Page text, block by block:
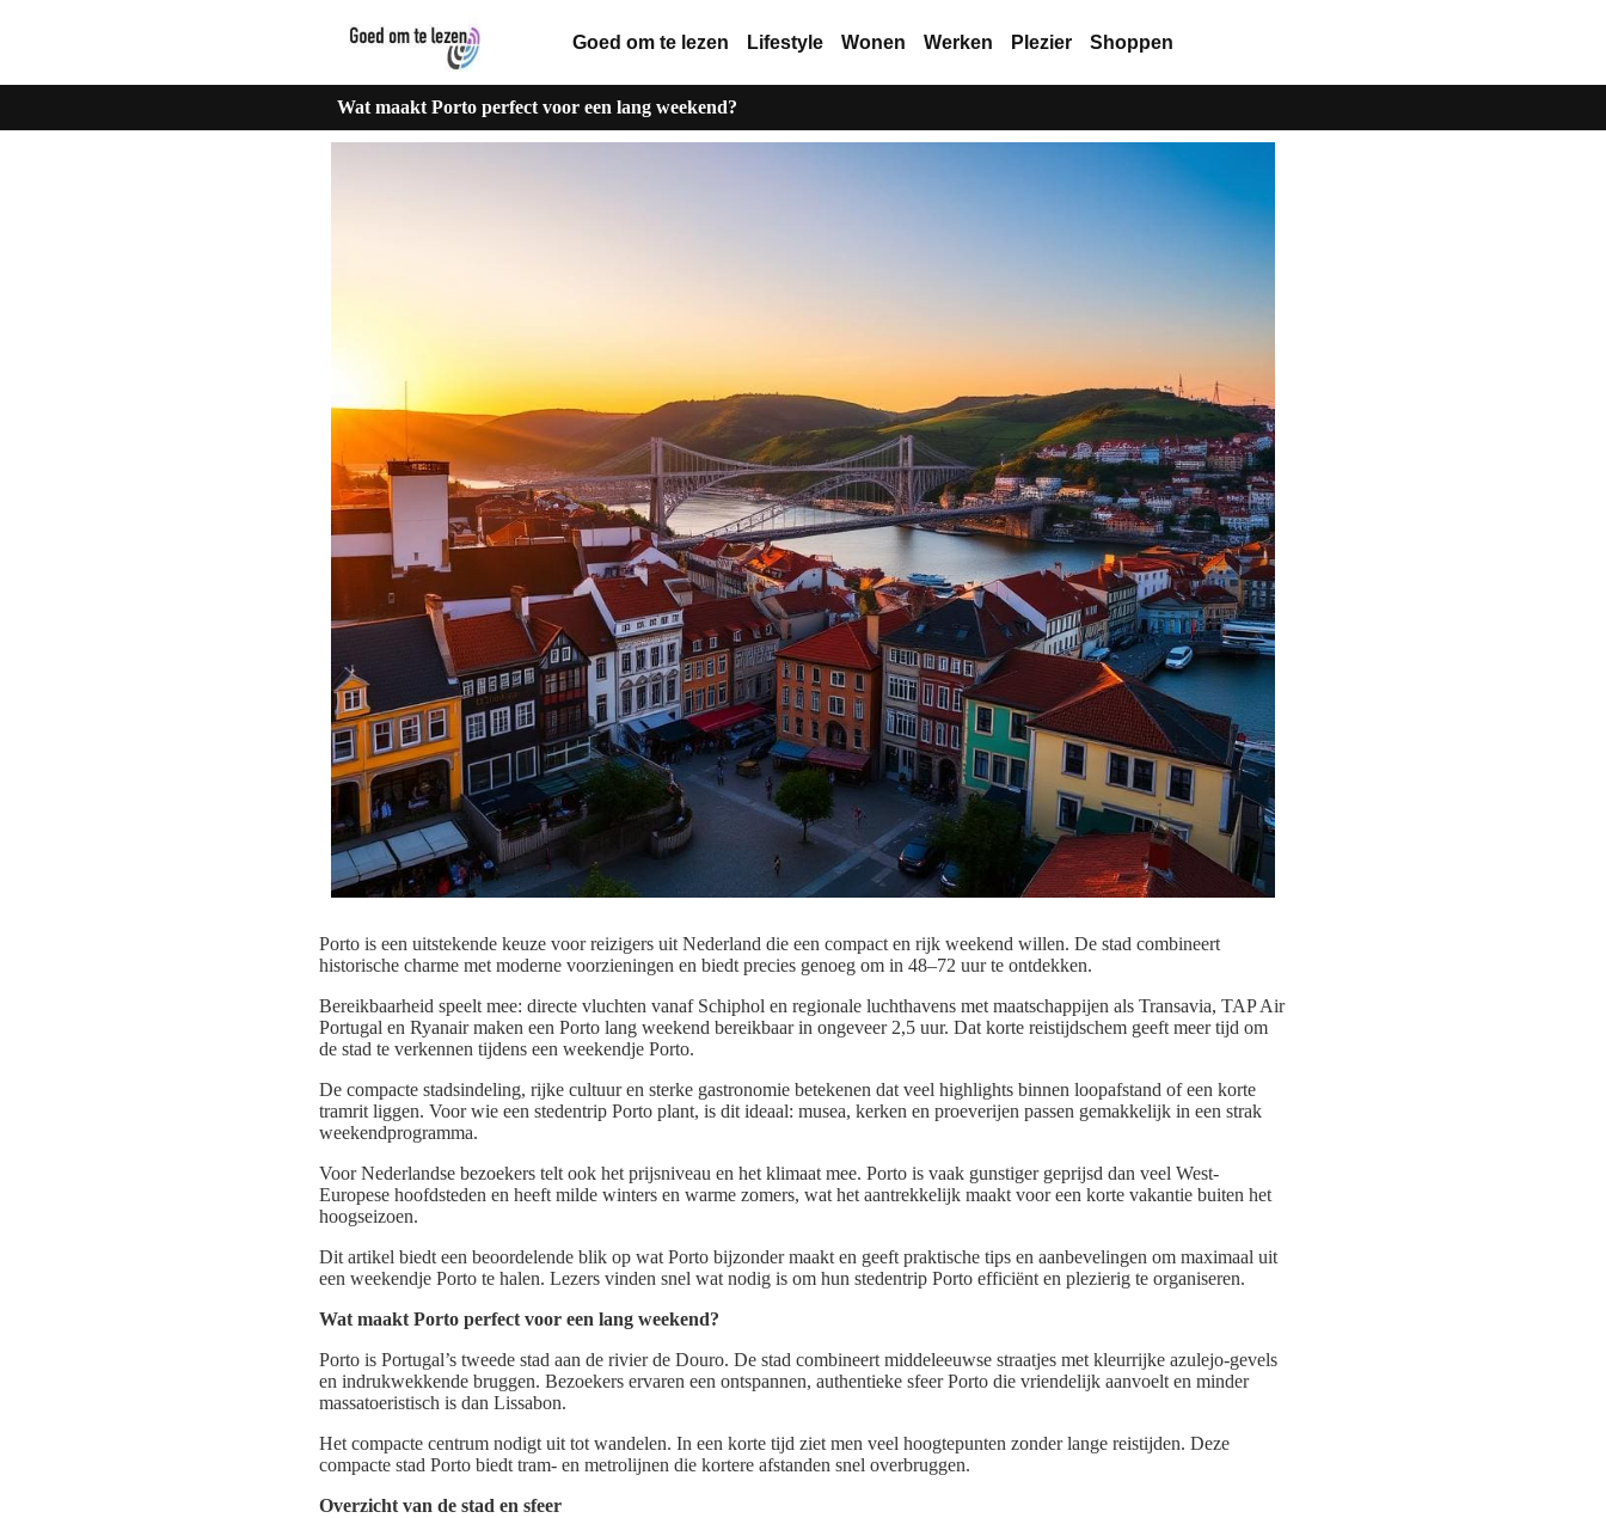
Goed om te lezen Lifestyle Wonen Werken Plezier Shoppen
Wat maakt Porto perfect voor een lang weekend?
Porto is een uitstekende keuze voor reizigers uit Nederland die een compact en rijk weekend willen. De stad combineert
historische charme met moderne voorzieningen en biedt precies genoeg om in 48–72 uur te ontdekken.
Bereikbaarheid speelt mee: directe vluchten vanaf Schiphol en regionale luchthavens met maatschappijen als Transavia, TAP Air
Portugal en Ryanair maken een Porto lang weekend bereikbaar in ongeveer 2,5 uur. Dat korte reistijdschem geeft meer tijd om
de stad te verkennen tijdens een weekendje Porto.
De compacte stadsindeling, rijke cultuur en sterke gastronomie betekenen dat veel highlights binnen loopafstand of een korte
tramrit liggen. Voor wie een stedentrip Porto plant, is dit ideaal: musea, kerken en proeverijen passen gemakkelijk in een strak
weekendprogramma.
Voor Nederlandse bezoekers telt ook het prijsniveau en het klimaat mee. Porto is vaak gunstiger geprijsd dan veel West-
Europese hoofdsteden en heeft milde winters en warme zomers, wat het aantrekkelijk maakt voor een korte vakantie buiten het
hoogseizoen.
Dit artikel biedt een beoordelende blik op wat Porto bijzonder maakt en geeft praktische tips en aanbevelingen om maximaal uit
een weekendje Porto te halen. Lezers vinden snel wat nodig is om hun stedentrip Porto efficiënt en plezierig te organiseren.
Wat maakt Porto perfect voor een lang weekend?
Porto is Portugal’s tweede stad aan de rivier de Douro. De stad combineert middeleeuwse straatjes met kleurrijke azulejo-gevels
en indrukwekkende bruggen. Bezoekers ervaren een ontspannen, authentieke sfeer Porto die vriendelijk aanvoelt en minder
massatoeristisch is dan Lissabon.
Het compacte centrum nodigt uit tot wandelen. In een korte tijd ziet men veel hoogtepunten zonder lange reistijden. Deze
compacte stad Porto biedt tram- en metrolijnen die kortere afstanden snel overbruggen.
Overzicht van de stad en sfeer